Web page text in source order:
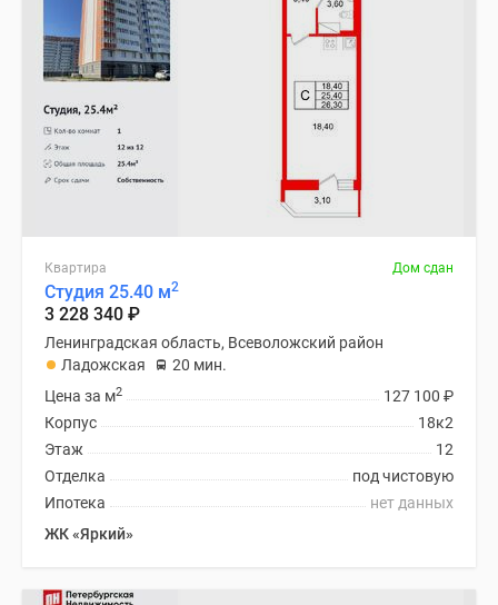
Квартира Дом сдан
Студия 25.40 м2
3 228 340 ₽
Ленинградская область, Всеволожский район
Ладожская
20 мин.
127 100 ₽
Цена за м2
18к2
Корпус
12
Этаж
под чистовую
Отделка
нет данных
Ипотека
ЖК «Яркий»